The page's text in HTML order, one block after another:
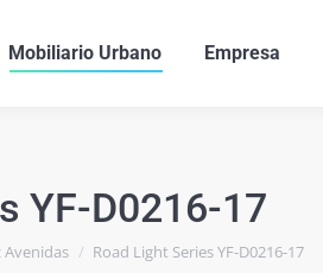
Mobiliario Urbano Empresa
YF-D0216-17
Avenidas Road Light Series YF-D0216-17